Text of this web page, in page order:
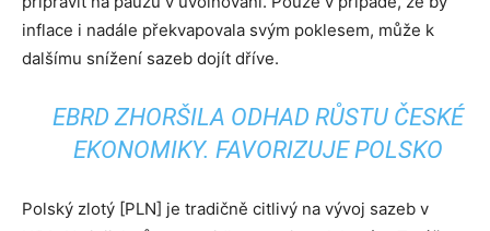
inflace i nadále překvapovala svým poklesem, může k
dalšímu snížení sazeb dojít dříve.
EBRD ZHORŠILA ODHAD RŮSTU ČESKÉ
EKONOMIKY. FAVORIZUJE POLSKO
Polský zlotý [PLN] je tradičně citlivý na vývoj sazeb v